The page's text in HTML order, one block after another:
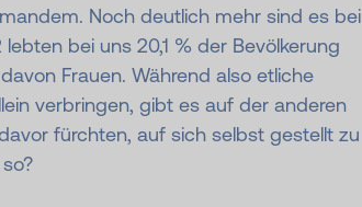
Noch deutlich mehr sind es bei
bei uns 20,1 % der Bevölkerung
Frauen. Während also etliche
verbringen, gibt es auf der anderen
fürchten, auf sich selbst gestellt zu